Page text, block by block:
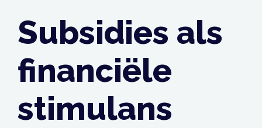
Subsidies als
financiële
stimulans